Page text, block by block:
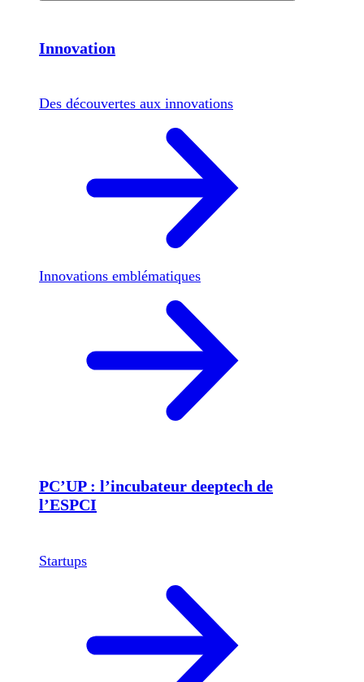
Innovation
Des découvertes aux innovations
Innovations emblématiques
PC’UP : l’incubateur deeptech de
l’ESPCI
Startups